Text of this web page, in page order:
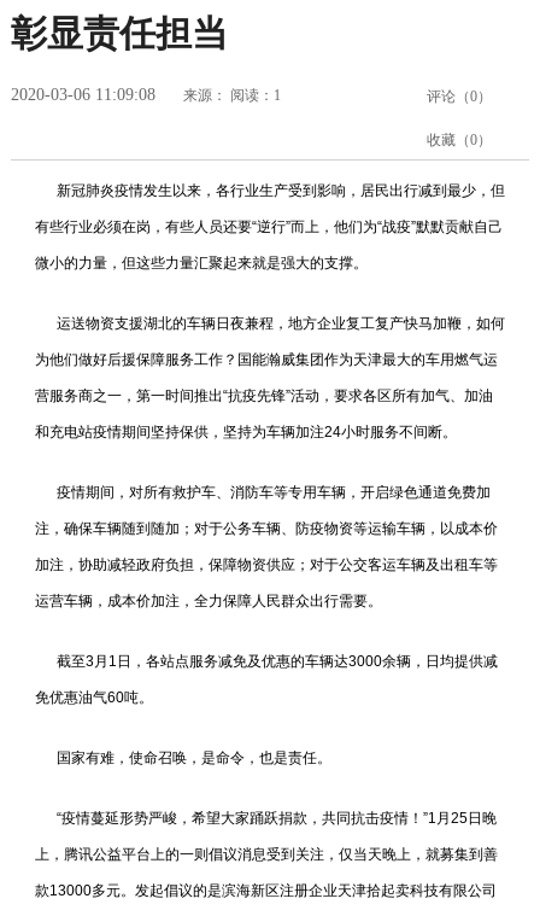
彰显责任担当
2020-03-06 11:09:08 来源： 阅读：1 评论（0）
收藏（0）
新冠肺炎疫情发生以来，各行业生产受到影响，居民出行减到最少，但
有些行业必须在岗，有些人员还要“逆行”而上，他们为“战疫”默默贡献自己
微小的力量，但这些力量汇聚起来就是强大的支撑。
运送物资支援湖北的车辆日夜兼程，地方企业复工复产快马加鞭，如何
为他们做好后援保障服务工作？国能瀚威集团作为天津最大的车用燃气运
营服务商之一，第一时间推出“抗疫先锋”活动，要求各区所有加气、加油
和充电站疫情期间坚持保供，坚持为车辆加注24小时服务不间断。
疫情期间，对所有救护车、消防车等专用车辆，开启绿色通道免费加
注，确保车辆随到随加；对于公务车辆、防疫物资等运输车辆，以成本价
加注，协助减轻政府负担，保障物资供应；对于公交客运车辆及出租车等
运营车辆，成本价加注，全力保障人民群众出行需要。
截至3月1日，各站点服务减免及优惠的车辆达3000余辆，日均提供减
免优惠油气60吨。
国家有难，使命召唤，是命令，也是责任。
“疫情蔓延形势严峻，希望大家踊跃捐款，共同抗击疫情！”1月25日晚
上，腾讯公益平台上的一则倡议消息受到关注，仅当天晚上，就募集到善
款13000多元。发起倡议的是滨海新区注册企业天津拾起卖科技有限公司